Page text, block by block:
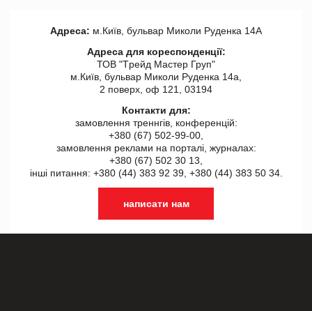
Адреса: м.Київ, бульвар Миколи Руденка 14А
Адреса для кореспонденції:
ТОВ "Tрейд Мастер Груп"
м.Київ, бульвар Миколи Руденка 14а,
2 поверх, оф 121, 03194
Контакти для:
замовлення треннгів, конференцій:
+380 (67) 502-99-00,
замовлення реклами на порталі, журналах:
+380 (67) 502 30 13,
інші питання: +380 (44) 383 92 39, +380 (44) 383 50 34.
написати нам